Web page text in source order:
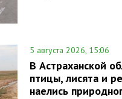
5 августа 2026, 15:06
В Астраханской
птицы, лисята и
наелись